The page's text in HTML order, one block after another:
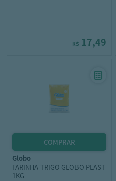
R$ 17,49
globo
FARINHA TRIGO GLOBO PLAST
1KG